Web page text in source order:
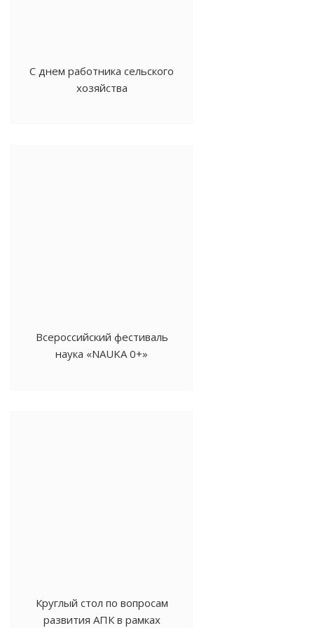
С днем работника сельского
хозяйства
Всероссийский фестиваль
наука «NAUKA 0+»
Круглый стол по вопросам
развития АПК в рамках